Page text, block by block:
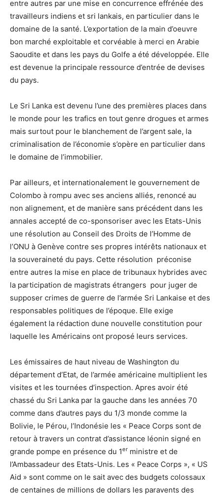
entre autres par une mise en concurrence effrénée des
travailleurs indiens et sri lankais, en particulier dans le
domaine de la santé. L’exportation de la main d’oeuvre
bon marché exploitable et corvéable à merci en Arabie
Saoudite et dans les pays du Golfe a été développée. Elle
est devenue la principale ressource d’entrée de devises
du pays.
Le Sri Lanka est devenu l’une des premières places dans
le monde pour les trafics en tout genre drogues et armes
mais surtout pour le blanchement de l’argent sale, la
criminalisation de l’économie s’opère en particulier dans
le domaine de l’immobilier.
Par ailleurs, et internationalement le gouvernement de
Colombo à rompu avec ses anciens alliés, renoncé au
non alignement, et de manière sans précédent dans les
annales accepté de co-sponsoriser avec les Etats-Unis
une résolution au Conseil des Droits de l’Homme de
l’ONU à Genève contre ses propres intérêts nationaux et
la souveraineté du pays. Cette résolution préconise
entre autres la mise en place de tribunaux hybrides avec
la participation de magistrats étrangers pour juger de
supposer crimes de guerre de l’armée Sri Lankaise et des
responsables politiques de l’époque. Elle exige
également la rédaction dune nouvelle constitution pour
laquelle les Américains ont proposé leurs services.
Les émissaires de haut niveau de Washington du
département d’Etat, de l’armée américaine multiplient les
visites et les tournées d’inspection. Apres avoir été
chassé du Sri Lanka par la gauche dans les années 70
comme dans d’autres pays du 1/3 monde comme la
Bolivie, le Pérou, l’Indonésie les « Peace Corps sont de
retour à travers un contrat d’assistance léonin signé en
grande pompe en présence du 1er ministre et de
l’Ambassadeur des Etats-Unis. Les « Peace Corps », « US
Aid » sont comme on le sait avec des budgets colossaux
de centaines de millions de dollars les paravents des